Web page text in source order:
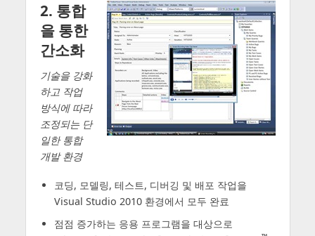
2. 통합
을 통한
간소화
기술을 강화
하고 작업
방식에 따라
조정되는 단
일한 통합
개발 환경
코딩, 모델링, 테스트, 디버깅 및 배포 작업을
Visual Studio 2010 환경에서 모두 완료
점점 증가하는 응용 프로그램을 대상으로